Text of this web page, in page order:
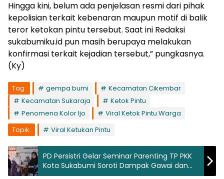
Hingga kini, belum ada penjelasan resmi dari pihak
kepolisian terkait kebenaran maupun motif di balik
teror ketokan pintu tersebut. Saat ini Redaksi
sukabumiku.id pun masih berupaya melakukan
konfirmasi terkait kejadian tersebut,” pungkasnya.
(Ky)
Tag: gempa bumi
Kecamatan Cikembar
Kecamatan Sukaraja
Ketok Pintu
Penomena Kolor Ijo
Viral Ketok Pintu Warga
Topik:
Viral Ketukan Pintu
PD Persistri Gelar Seminar Parenting TP PKK
Kota Sukabumi Soroti Dampak Gawai dan
Pemahaman Pola Asuh Anak